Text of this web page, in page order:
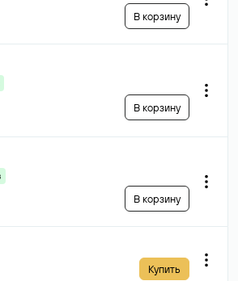
В корзину
В корзину
В корзину
Купить